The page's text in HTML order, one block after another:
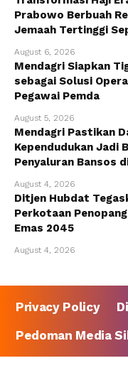
Prabowo Berbuah
Jemaah Tertinggi
August 6, 2026
Mendagri Siapkan
sebagai Solusi
Pegawai Pemda
August 5, 2026
Mendagri Pastikan
Kependudukan Jadi
Penyaluran Bansos
August 4, 2026
Ditjen Hubdat
Perkotaan
Emas 2045
August 4, 2026
Privacy Policy
Pedoman Media